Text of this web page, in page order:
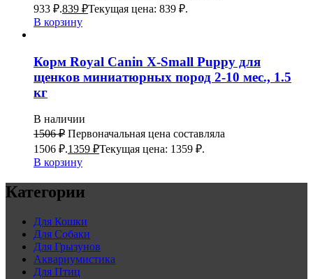
933 ₽.839 ₽Текущая цена: 839 ₽.
В корзину
Корм Royal Canin X-Small Puppy для
щенков миниатюрных пород 2-10 мес., 1.5
кг
В наличии
1506₽ Первоначальная цена составляла
1506 ₽.1359 ₽Текущая цена: 1359 ₽.
В корзину
Категории
Для Кошки
Для Собаки
Для Грызунов
Аквариумистика
Для Птиц